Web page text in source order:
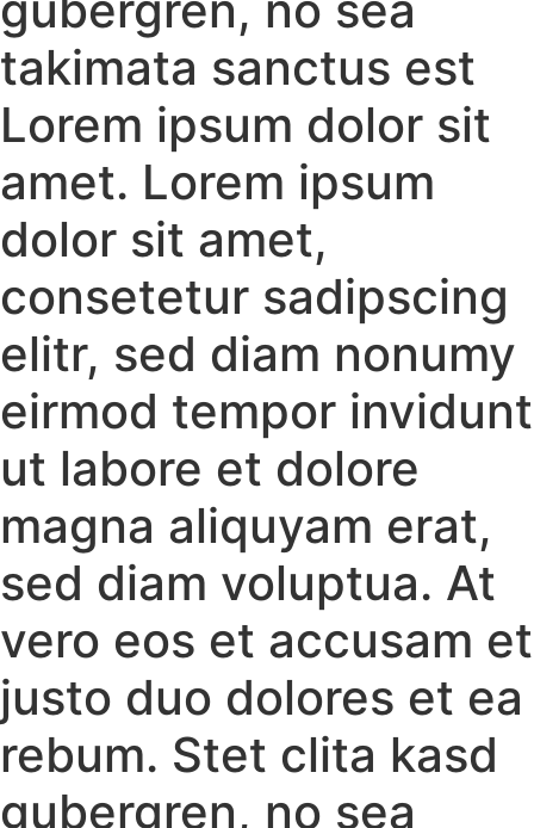
takimata sanctus est
Lorem ipsum dolor sit
amet. Lorem ipsum
dolor sit amet,
consetetur sadipscing
elitr, sed diam nonumy
eirmod tempor invidunt
ut labore et dolore
magna aliquyam erat,
sed diam voluptua. At
vero eos et accusam et
justo duo dolores et ea
rebum. Stet clita kasd
gubergren, no sea